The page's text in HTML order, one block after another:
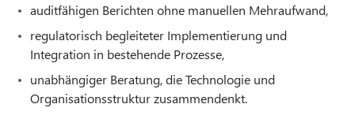
auditfähigen Berichten ohne manuellen Mehraufwand,
regulatorisch begleiteter Implementierung und
Integration in bestehende Prozesse,
unabhängiger Beratung, die Technologie und
Organisationsstruktur zusammendenkt.